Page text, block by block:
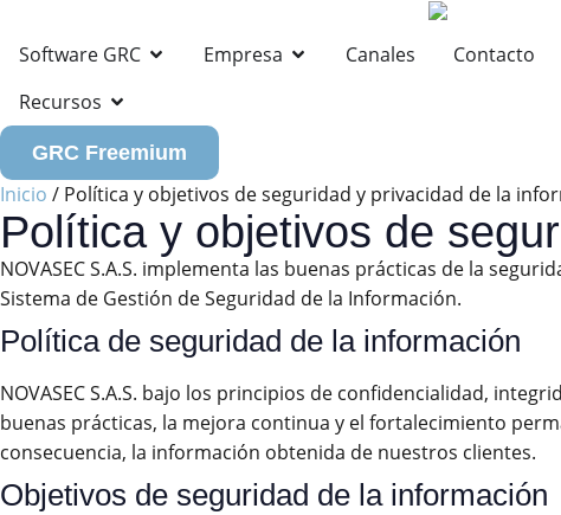
Software GRC Empresa Canales
Contacto
Recursos
GRC Freemium
Inicio / Política y objetivos de seguridad y privacidad de la
Política y objetivos de
NOVASEC S.A.S. implementa las buenas prácticas de la
Sistema de Gestión de Seguridad de la Información.
Política de seguridad de la información
NOVASEC S.A.S. bajo los principios de confidencialidad,
buenas prácticas, la mejora continua y el fortalecimiento
consecuencia, la información obtenida de nuestros clientes.
Objetivos de seguridad de la información